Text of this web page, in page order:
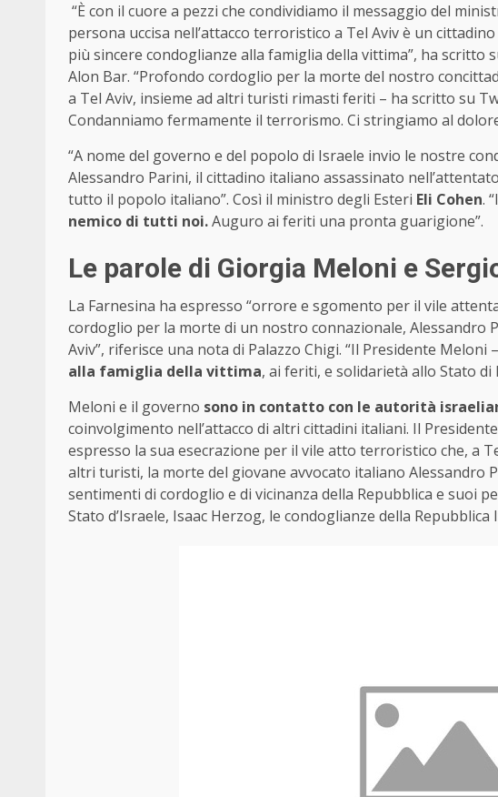
“È con il cuore a pezzi che condividiamo il messaggio del
persona uccisa nell’attacco terroristico a Tel Aviv è un
più sincere condoglianze alla famiglia della vittima”, ha scritto
Alon Bar. “Profondo cordoglio per la morte del nostro
a Tel Aviv, insieme ad altri turisti rimasti feriti – ha scritto su
Condanniamo fermamente il terrorismo. Ci stringiamo al
“A nome del governo e del popolo di Israele invio le nostre
Alessandro Parini, il cittadino italiano assassinato
tutto il popolo italiano”. Così il ministro degli Esteri Eli Cohen.
nemico di tutti noi.Auguro ai feriti una pronta guarigione”.
Le parole di Giorgia Meloni e
La Farnesina ha espresso “orrore e sgomento per il vile
cordoglio per la morte di un nostro connazionale, Alessandro
Aviv”, riferisce una nota di Palazzo Chigi. “Il Presidente Meloni
alla famiglia della vittima, ai feriti, e solidarietà allo Stato
Meloni e il governo sono in contatto con le autorità
coinvolgimento nell’attacco di altri cittadini italiani. Il
espresso la sua esecrazione per il vile atto terroristico che, a
altri turisti, la morte del giovane avvocato italiano Alessandro
sentimenti di cordoglio e di vicinanza della Repubblica e suoi
Stato d’Israele, Isaac Herzog, le condoglianze della Repubblica